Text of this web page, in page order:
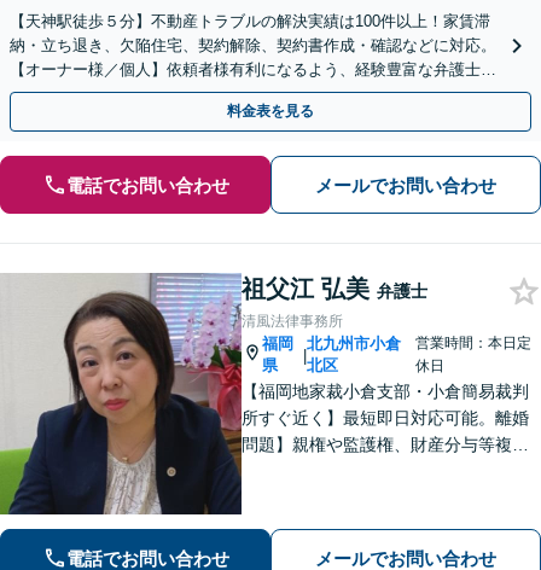
【天神駅徒歩５分】不動産トラブルの解決実績は100件以上！家賃滞
納・立ち退き、欠陥住宅、契約解除、契約書作成・確認などに対応。
【オーナー様／個人】依頼者様有利になるよう、経験豊富な弁護士が
交渉いたします。まずは電話相談からお越しください
料金表を見る
電話でお問い合わせ メールでお問い合わせ
祖父江 弘美 弁護士
清風法律事務所
福岡
県
|
北九州市小倉
北区
営業時間：本日定
休日
【福岡地家裁小倉支部・小倉簡易裁判
所すぐ近く】最短即日対応可能。離婚
問題】親権や監護権、財産分与等複雑
力と交渉力を強みに円満な相続へ。
電話でお問い合わせ メールでお問い合わせ